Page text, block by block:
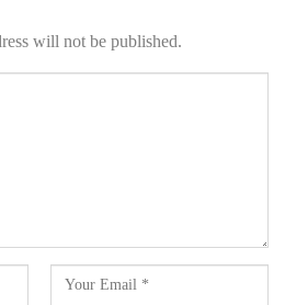
will not be published.